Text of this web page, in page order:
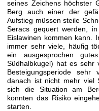
seines Zeichens höchster
Berg auch einer der
Aufstieg müssen steile
Seracs gequert werden,
Eislawinen kommen kann.
immer sehr viele, häufig
ein ausgesprochen
Südhalbkugel) hat es
Besteigungsperiode sehr
danach ist nicht mehr viel
sich die Situation am
konnten das Risiko
starten.